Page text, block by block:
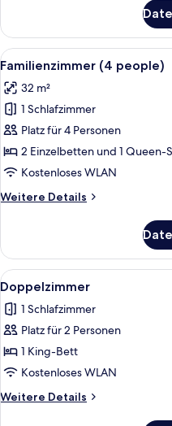
Alle
Fotos
für
Familienzimmer
(4
people)
anzeigen
19
Familienzimmer (4 people)
32 m²
1 Schlafzimmer
Platz für 4 Personen
2 Einzelbetten und 1 Queen-
Kostenloses WLAN
Weitere Details
Weitere
(4
people)
Alle
Fotos
für
Doppelzimmer
anzeigen
18
Doppelzimmer
1 Schlafzimmer
Platz für 2 Personen
1 King-Bett
Kostenloses WLAN
Weitere Details
Weitere